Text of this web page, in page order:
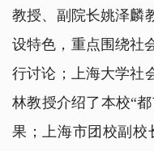
教授、副院长姚泽麟
设特色，重点围绕社
行讨论；上海大学社
林教授介绍了本校“
果；上海市团校副校